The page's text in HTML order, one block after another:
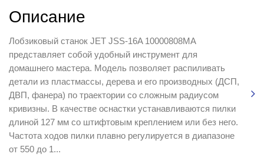
Описание
Лобзиковый станок JET JSS-16A 10000808MA
представляет собой удобный инструмент для
домашнего мастера. Модель позволяет распиливать
детали из пластмассы, дерева и его производных (ДСП,
ДВП, фанера) по траектории со сложным радиусом
кривизны. В качестве оснастки устанавливаются пилки
длиной 127 мм со штифтовым креплением или без него.
Частота ходов пилки плавно регулируется в диапазоне
от 550 до 1...